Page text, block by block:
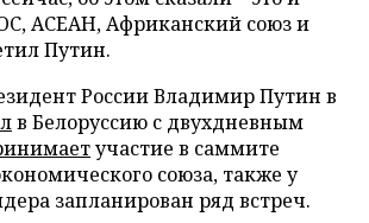
АСЕАН, Африканский союз и
Путин.
России Владимир Путин в
в Белоруссию с двухдневным
участие в саммите
союза, также у
запланирован ряд встреч.